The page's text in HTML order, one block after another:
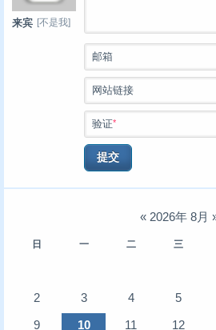
来宾 [不是我]
邮箱
网站链接
验证*
提交
« 2026年 8月
日 一 二 三
2
3 4 5
9
10 11 12